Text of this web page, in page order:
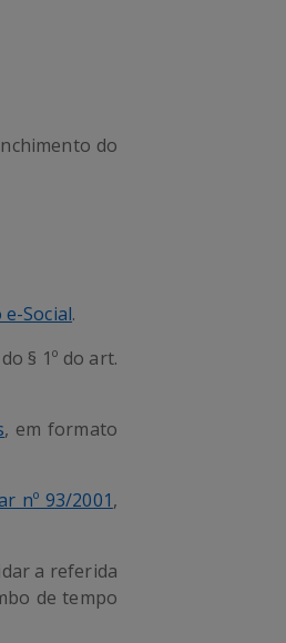
do
Social.
§ 1º do art.
, em formato
nº 93/2001,
a referida
de tempo